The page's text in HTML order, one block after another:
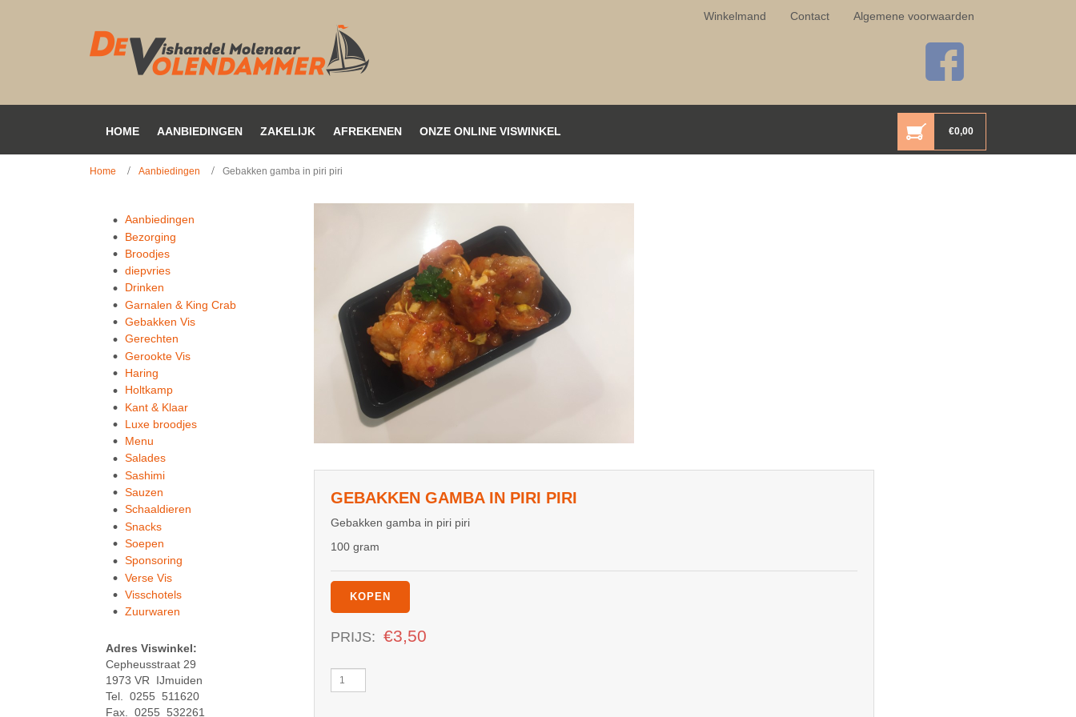
Winkelmand Contact Algemene voorwaarden
HOME AANBIEDINGEN ZAKELIJK AFREKENEN ONZE ONLINE VISWINKEL €0,00
Home Aanbiedingen Gebakken gamba in piri piri
Aanbiedingen
Bezorging
Broodjes
diepvries
Drinken
Garnalen & King Crab
Gebakken Vis
Gerechten
Gerookte Vis
Haring
Holtkamp
Kant & Klaar
Luxe broodjes
Menu
Salades
Sashimi
Sauzen
Schaaldieren
Snacks
Soepen
Sponsoring
Verse Vis
Visschotels
Zuurwaren
Adres Viswinkel:
Cepheusstraat 29
1973 VR IJmuiden
Tel. 0255 511620
Fax. 0255 532261
GEBAKKEN GAMBA IN PIRI PIRI
Gebakken gamba in piri piri
100 gram
KOPEN
PRIJS: €3,50
Gebakken
gamba